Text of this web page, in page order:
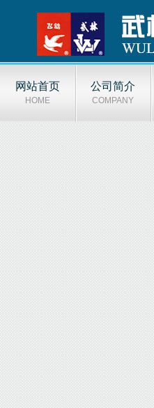
网站首页
HOME
公司简介
COMPANY